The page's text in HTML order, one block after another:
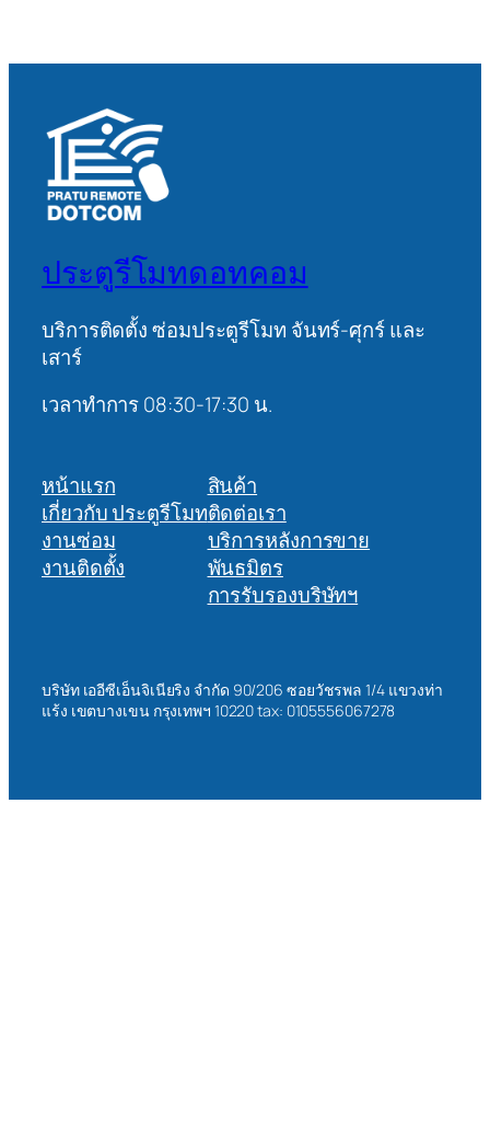
ประตูรีโมทดอทคอม
บริการติดตั้ง ซ่อมประตูรีโมท จันทร์-ศุกร์ และ
เสาร์
เวลาทำการ 08:30-17:30 น.
หน้าแรก
เกี่ยวกับ ประตูรีโมท
งานซ่อม
งานติดตั้ง
สินค้า
ติดต่อเรา
บริการหลังการขาย
พันธมิตร
การรับรองบริษัทฯ
บริษัท เออีซีเอ็นจิเนียริง จำกัด 90/206 ซอยวัชรพล 1/4 แขวงท่า
แร้ง เขตบางเขน กรุงเทพฯ 10220 tax: 0105556067278